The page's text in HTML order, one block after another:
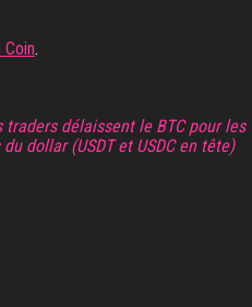
.
traders délaissent le BTC pour les
dollar (USDT et USDC en tête)